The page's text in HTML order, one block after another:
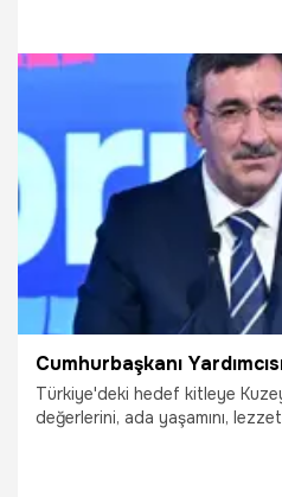
6.06.2025 Gündem
Türkiye'deki hedef kitleye Kuzey
değerlerini, ada yaşamını,